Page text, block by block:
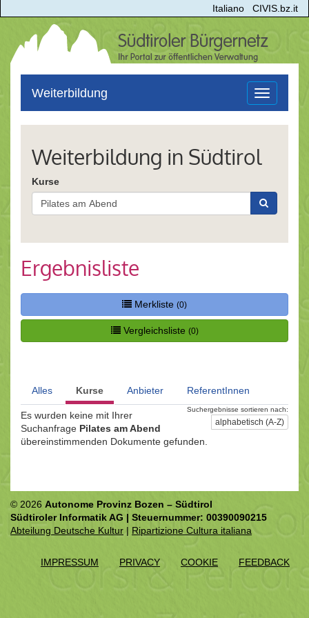
Italiano CIVIS.bz.it
Toggle
navigation
Weiterbildung
Weiterbildung in Südtirol
Kurse
Ergebnisliste
Merkliste (0)
Vergleichsliste (0)
Alles Kurse Anbieter ReferentInnen
Suchergebnisse sortieren nach:
alphabetisch (A-Z)
Es wurden keine mit Ihrer
Suchanfrage Pilates am Abend
übereinstimmenden Dokumente gefunden.
© 2026 Autonome Provinz Bozen – Südtirol
Südtiroler Informatik AG | Steuernummer: 00390090215
Abteilung Deutsche Kultur | Ripartizione Cultura italiana
IMPRESSUM PRIVACY COOKIE FEEDBACK